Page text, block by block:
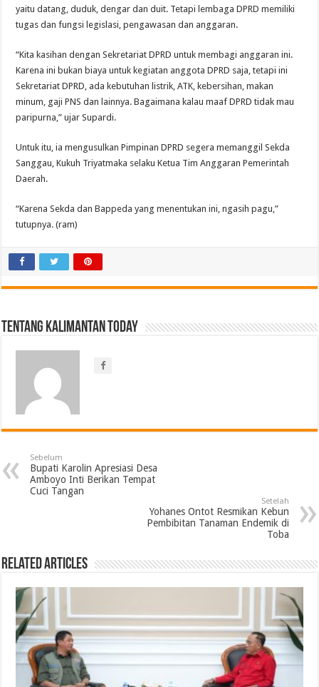
yaitu datang, duduk, dengar dan duit. Tetapi lembaga DPRD memiliki
tugas dan fungsi legislasi, pengawasan dan anggaran.
“Kita kasihan dengan Sekretariat DPRD untuk membagi anggaran ini.
Karena ini bukan biaya untuk kegiatan anggota DPRD saja, tetapi ini
Sekretariat DPRD, ada kebutuhan listrik, ATK, kebersihan, makan
minum, gaji PNS dan lainnya. Bagaimana kalau maaf DPRD tidak mau
paripurna,” ujar Supardi.
Untuk itu, ia mengusulkan Pimpinan DPRD segera memanggil Sekda
Sanggau, Kukuh Triyatmaka selaku Ketua Tim Anggaran Pemerintah
Daerah.
“Karena Sekda dan Bappeda yang menentukan ini, ngasih pagu,”
tutupnya. (ram)
Tentang Kalimantan Today
Sebelum
Bupati Karolin Apresiasi Desa
Amboyo Inti Berikan Tempat
Cuci Tangan
Setelah
Yohanes Ontot Resmikan Kebun
Pembibitan Tanaman Endemik di
Toba
Related Articles